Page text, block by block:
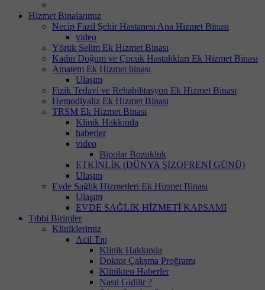
Hizmet Binalarımız
Necip Fazıl Şehir Hastanesi Ana Hizmet Binası
video
Yörük Selim Ek Hizmet Binası
Kadın Doğum ve Çocuk Hastalıkları Ek Hizmet Binası
Amatem Ek Hizmet binası
Ulaşım
Fizik Tedavi ve Rehabilitasyon Ek Hizmet Binası
Hemodiyaliz Ek Hizmet Binası
TRSM Ek Hizmet Binası
Klinik Hakkında
haberler
video
Bipolar Bozukluk
ETKİNLİK (DÜNYA ŞİZOFRENİ GÜNÜ)
Ulaşım
Evde Sağlık Hizmetleri Ek Hizmet Binası
Ulaşım
EVDE SAĞLIK HİZMETİ KAPSAMI
Tıbbi Birimler
Kliniklerimiz
Acil Tıp
Klinik Hakkında
Doktor Çalışma Proğramı
Klinikten Haberler
Nasıl Gidilir ?